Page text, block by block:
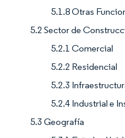
5.1.8 Otras
5.2 Sector de
5.2.1 Comercial
5.2.2 Residencial
5.2.3
5.2.4 Industrial e
5.3 Geografía